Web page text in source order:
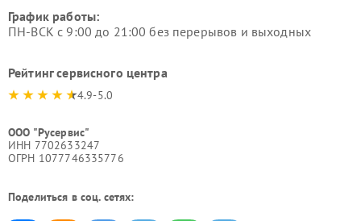
График работы:
ПН-ВСК с 9:00 до 21:00 без перерывов и выходных
Рейтинг сервисного центра
4.9-5.0
ООО "Русервис"
ИНН 7702633247
ОГРН 1077746335776
Поделиться в соц. сетях: